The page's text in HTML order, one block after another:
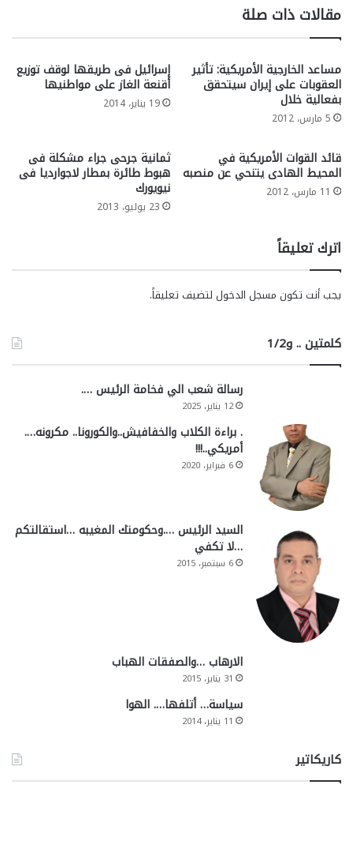
مقالات ذات صلة
مساعد الخارجية الأمريكية: تأثير
العقوبات على إيران سيتحقق
بفعالية خلال
5 مارس، 2012
إسرائيل فى طريقها لوقف توزيع
أقنعة الغاز على مواطنيها
19 يناير، 2014
قائد القوات الأمريكية في
المحيط الهادى يتنحي عن منصبه
11 مارس، 2012
ثمانية جرحى جراء مشكلة فى
هبوط طائرة بمطار لاجوارديا فى
نيويورك
23 يوليو، 2013
اترك تعليقاً
يجب أنت تكون مسجل الدخول لتضيف تعليقاً.
كلمتين .. و1/2
رسالة شعب الي فخامة الرئيس ….
12 يناير، 2025
. براءة الكلاب والخفافيش..والكورونا.. مكرونه….
أمريكي..!!!
6 فبراير، 2020
السيد الرئيس ….وحكومتك المغيبه …استقالتكم
…لا تكفي
6 سبتمبر، 2015
الارهاب …والصفقات الهباب
31 يناير، 2015
سياسة… أتلفها…. الهوا
11 يناير، 2014
كاريكاتير